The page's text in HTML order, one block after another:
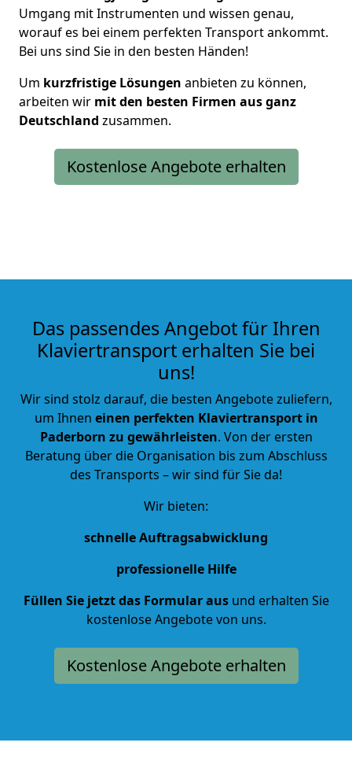
Umgang mit Instrumenten und wissen genau,
worauf es bei einem perfekten Transport ankommt.
Bei uns sind Sie in den besten Händen!
Um kurzfristige Lösungen anbieten zu können,
arbeiten wir mit den besten Firmen aus ganz
Deutschland zusammen.
Kostenlose Angebote erhalten
Das passendes Angebot für Ihren
Klaviertransport erhalten Sie bei
uns!
Wir sind stolz darauf, die besten Angebote zuliefern,
um Ihnen einen perfekten Klaviertransport in
Paderborn zu gewährleisten. Von der ersten
Beratung über die Organisation bis zum Abschluss
des Transports – wir sind für Sie da!
Wir bieten:
schnelle Auftragsabwicklung
professionelle Hilfe
Füllen Sie jetzt das Formular ausund erhalten Sie
kostenlose Angebote von uns.
Kostenlose Angebote erhalten